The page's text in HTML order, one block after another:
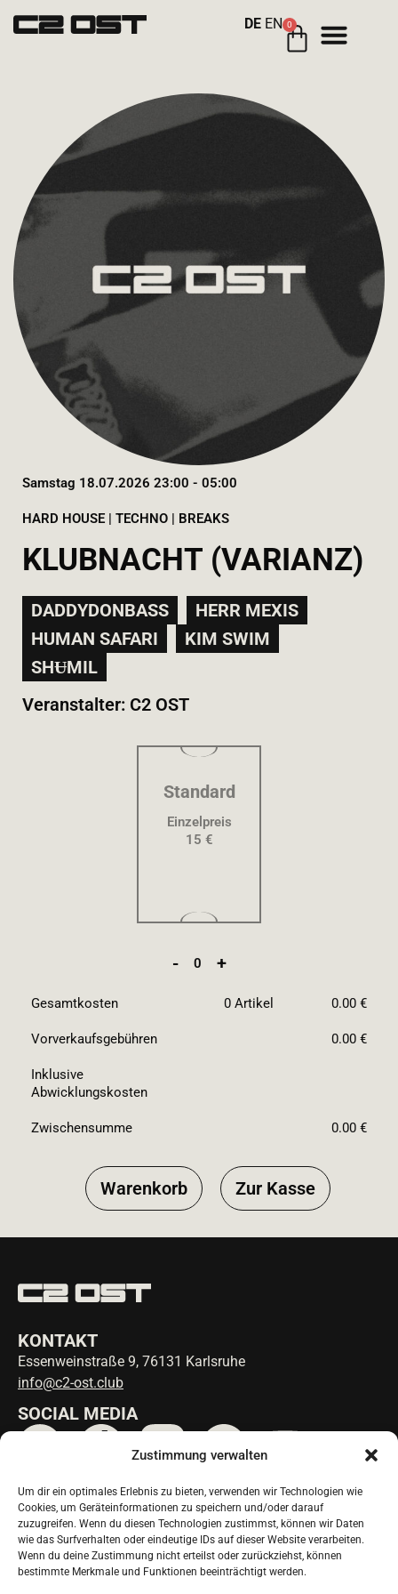
Zustimmung verwalten
Um dir ein optimales Erlebnis zu bieten, verwenden wir Technologien wie
Cookies, um Geräteinformationen zu speichern und/oder darauf
zuzugreifen. Wenn du diesen Technologien zustimmst, können wir Daten
wie das Surfverhalten oder eindeutige IDs auf dieser Website verarbeiten.
Wenn du deine Zustimmung nicht erteilst oder zurückziehst, können
bestimmte Merkmale und Funktionen beeinträchtigt werden.
DE EN 0
Samstag 18.07.2026 23:00 - 05:00
HARD HOUSE | TECHNO | BREAKS
KLUBNACHT (VARIANZ)
DADDYDONBASS
HERR MEXIS
HUMAN SAFARI
KIM SWIM
SHɄMIL
Veranstalter: C2 OST
Standard
Einzelpreis
15 €
- 0 +
Gesamtkosten 0 Artikel 0.00 €
Vorverkaufsgebühren 0.00 €
Inklusive
Abwicklungskosten
Zwischensumme 0.00 €
Warenkorb Zur Kasse
KONTAKT
Essenweinstraße 9, 76131 Karlsruhe
info@c2-ost.club
SOCIAL MEDIA
ANFAHRT
ÖPNV Karl-Wilhelm-Platz:
Linie 3 & 4
ÖPNV Tullastraße / Alter Schlachthof: